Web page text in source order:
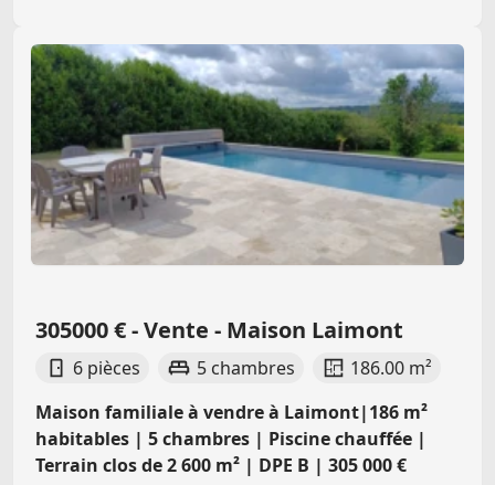
305000 € - Vente - Maison Laimont
6 pièces 5 chambres
186.00 m²
Maison familiale à vendre à Laimont|186 m²
habitables | 5 chambres | Piscine chauffée |
Terrain clos de 2 600 m² | DPE B | 305 000 €